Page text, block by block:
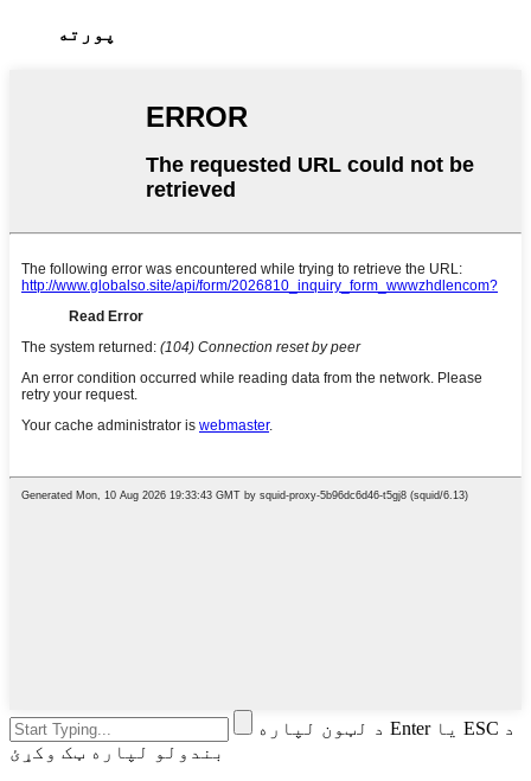
پورته
د لټون لپاره Enter یا ESC د
بندولو لپاره ټک وکړئ